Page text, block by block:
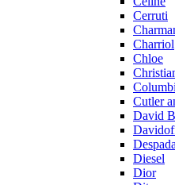
Cerruti
Charriol
Chloe
Cutler
David
Despada
Diesel
Dior